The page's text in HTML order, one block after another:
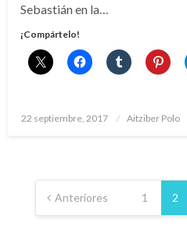
Sebastián en la…
¡Compártelo!
Publicado
22 septiembre, 2017 Aitziber Polo
Paginación
de
entradas
Anteriores 1 2